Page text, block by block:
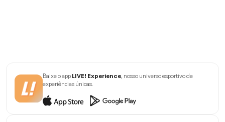
Baixe o appLIVE! Experience, nosso universo esportivo de
experiências únicas.